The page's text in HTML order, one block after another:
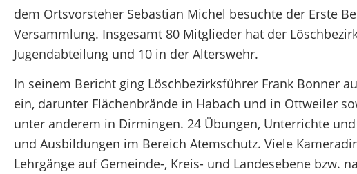
dem Ortsvorsteher Sebastian Michel besuchte der Erste
Versammlung. Insgesamt 80 Mitglieder hat der
Jugendabteilung und 10 in der Alterswehr.
In seinem Bericht ging Löschbezirksführer Frank Bonner
ein, darunter Flächenbrände in Habach und in Ottweiler
unter anderem in Dirmingen. 24 Übungen, Unterrichte
und Ausbildungen im Bereich Atemschutz. Viele
Lehrgänge auf Gemeinde-, Kreis- und Landesebene bzw.